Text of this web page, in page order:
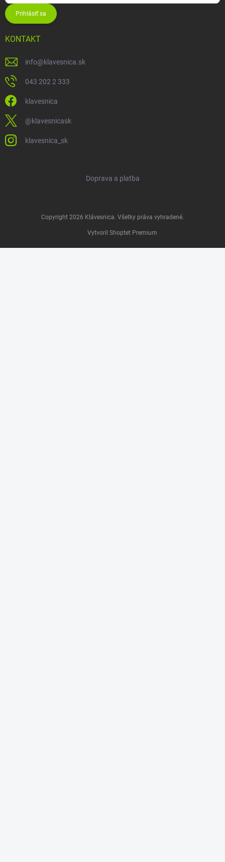
Prihlásiť sa
KONTAKT
info@klavesnica.sk
043 202 2 333
klavesnica
@klavesnicask
klavesnica_sk
Doprava a platba
Vytvoril Shoptet Premium
Copyright 2026 Klávesnica. Všetky práva vyhradené.